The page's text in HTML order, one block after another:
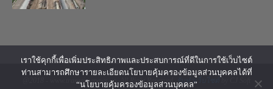
@2018 - www.transtimenews.co. All Right Reserved. รับทำเว็บไซต์
เราใช้คุกกี้เพื่อเพิ่มประสิทธิภาพและประสบการณ์ที่ดีในการใช้เว็บไซต์
ท่านสามารถศึกษารายละเอียดนโยบายคุ้มครองข้อมูลส่วนบุคคลได้ที่
“นโยบายคุ้มครองข้อมูลส่วนบุคคล”